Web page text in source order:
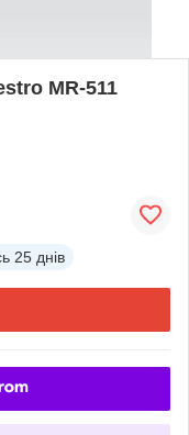
MR-511
25 днів